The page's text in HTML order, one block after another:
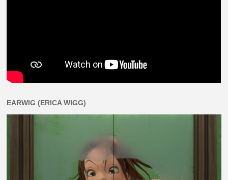
EARWIG (ERICA WIGG)